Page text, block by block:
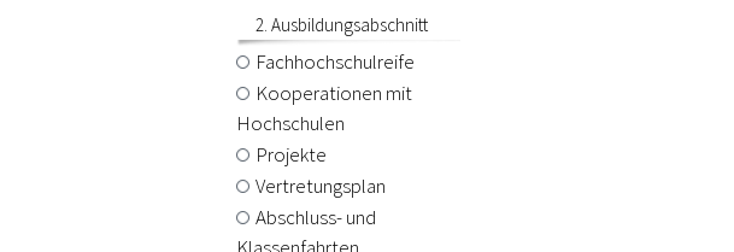
2. Ausbildungsabschnitt
Fachhochschulreife
Kooperationen mit
Hochschulen
Projekte
Vertretungsplan
Abschluss- und